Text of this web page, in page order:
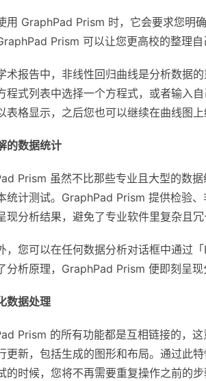
用 GraphPad Prism 时，它会要求您明
Prism 可以让您更高校的整理自
术报告中，非线性回归曲线是分析数据
程式列表中选择一个方程式，或者输入
表格显示，之后您也可以继续在曲线图上
的数据统计
Prism 虽然不比那些专业且大型的数
统计测试。GraphPad Prism 提供检验
现分析结果，避免了专业软件里复杂且冗
，您可以在任何数据分析对话框中通过
分析原理，GraphPad Prism 便即刻呈现
数据处理
Prism 的所有功能都是互相链接的，
更新，包括生成的图形和布局。通过此
的时候，您将不再需要重复操作之前的步